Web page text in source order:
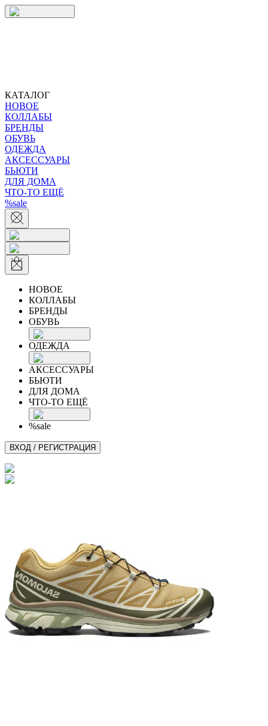
КАТАЛОГ
НОВОЕ
КОЛЛАБЫ
БРЕНДЫ
ОБУВЬ
ОДЕЖДА
АКСЕССУАРЫ
БЬЮТИ
ДЛЯ ДОМА
ЧТО-ТО ЕЩЁ
%sale
НОВОЕ
КОЛЛАБЫ
БРЕНДЫ
ОБУВЬ
ОДЕЖДА
АКСЕССУАРЫ
БЬЮТИ
ДЛЯ ДОМА
ЧТО-ТО ЕЩЁ
%sale
ВХОД / РЕГИСТРАЦИЯ